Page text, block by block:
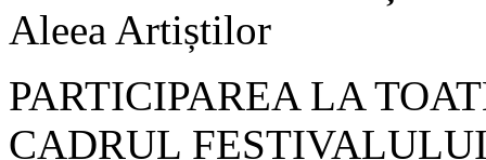
Aleea Artiștilor
PARTICIPAREA LA
CADRUL